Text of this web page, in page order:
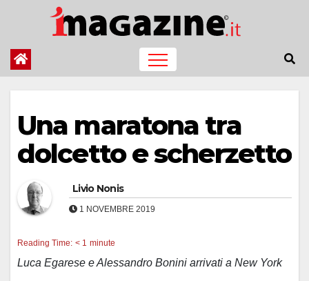
contenuto
Una maratona tra
dolcetto e scherzetto
Livio Nonis
1 NOVEMBRE 2019
Reading Time: < 1 minute
Luca Egarese e Alessandro Bonini arrivati a New York